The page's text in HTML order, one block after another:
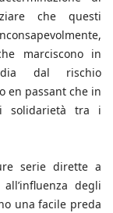
che questi
marciscono in
dal rischio
en passant che in
solidarietà tra i
serie dirette a
degli
una facile preda